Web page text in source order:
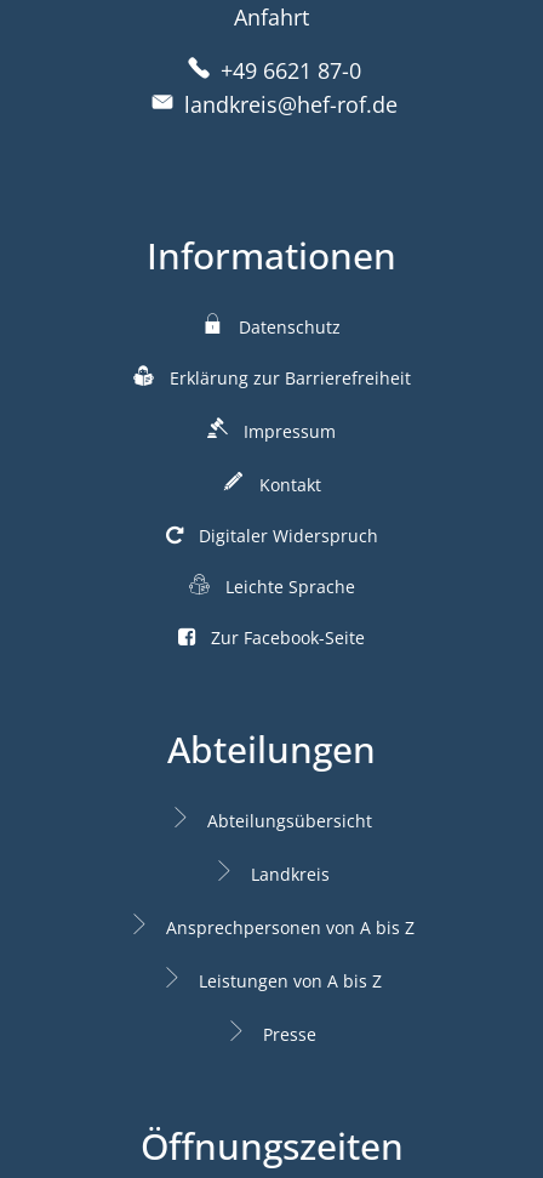
Anfahrt
+49 6621 87-0
landkreis@hef-rof.de
Informationen
Datenschutz
Erklärung zur Barrierefreiheit
Impressum
Kontakt
Digitaler Widerspruch
Leichte Sprache
Zur Facebook-Seite
Abteilungen
Abteilungsübersicht
Landkreis
Ansprechpersonen von A bis Z
Leistungen von A bis Z
Presse
Öffnungszeiten